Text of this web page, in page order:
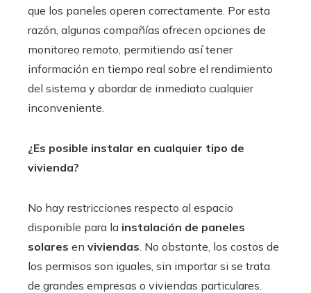
que los paneles operen correctamente. Por esta
razón, algunas compañías ofrecen opciones de
monitoreo remoto, permitiendo así tener
información en tiempo real sobre el rendimiento
del sistema y abordar de inmediato cualquier
inconveniente.
¿Es posible instalar en cualquier tipo de
vivienda?
No hay restricciones respecto al espacio
disponible para la instalación de paneles
solares en viviendas . No obstante, los costos de
los permisos son iguales, sin importar si se trata
de grandes empresas o viviendas particulares.